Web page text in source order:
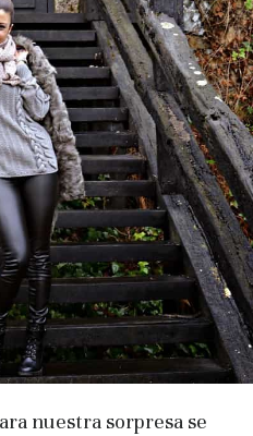
nuestra sorpresa se